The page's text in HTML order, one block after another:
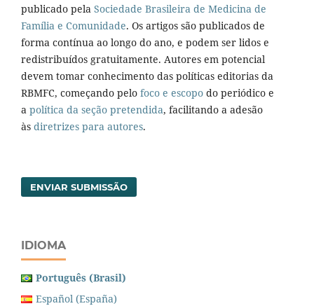
publicado pela Sociedade Brasileira de Medicina de
Família e Comunidade. Os artigos são publicados de
forma contínua ao longo do ano, e podem ser lidos e
redistribuídos gratuitamente. Autores em potencial
devem tomar conhecimento das políticas editorias da
RBMFC, começando pelo foco e escopo do periódico e
a política da seção pretendida, facilitando a adesão
às diretrizes para autores.
ENVIAR SUBMISSÃO
IDIOMA
Português (Brasil)
Español (España)